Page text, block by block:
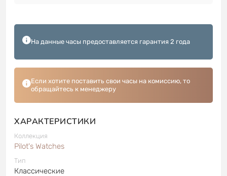
На данные часы предоставляется гарантия 2 года
Если хотите поставить свои часы на комиссию, то
обращайтесь к менеджеру
ХАРАКТЕРИСТИКИ
Коллекция
Pilot's Watches
Тип
Классические